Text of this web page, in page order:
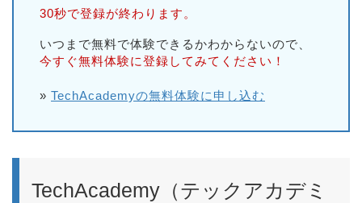
30秒で登録が終わります。
いつまで無料で体験できるかわからないので、
今すぐ無料体験に登録してみてください！
» TechAcademyの無料体験に申し込む
TechAcademy（テックアカデミ